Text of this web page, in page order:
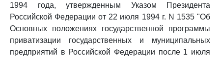
1994 года, утвержденным Указом Президента
Российской Федерации от 22 июля 1994 г. N 1535 "Об
Основных положениях государственной программы
приватизации государственных и муниципальных
предприятий в Российской Федерации после 1 июля